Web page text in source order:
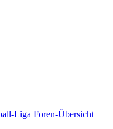
Liga Foren-Übersicht